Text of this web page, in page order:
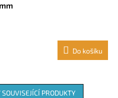
mm
Do košíku
PRODUKTY